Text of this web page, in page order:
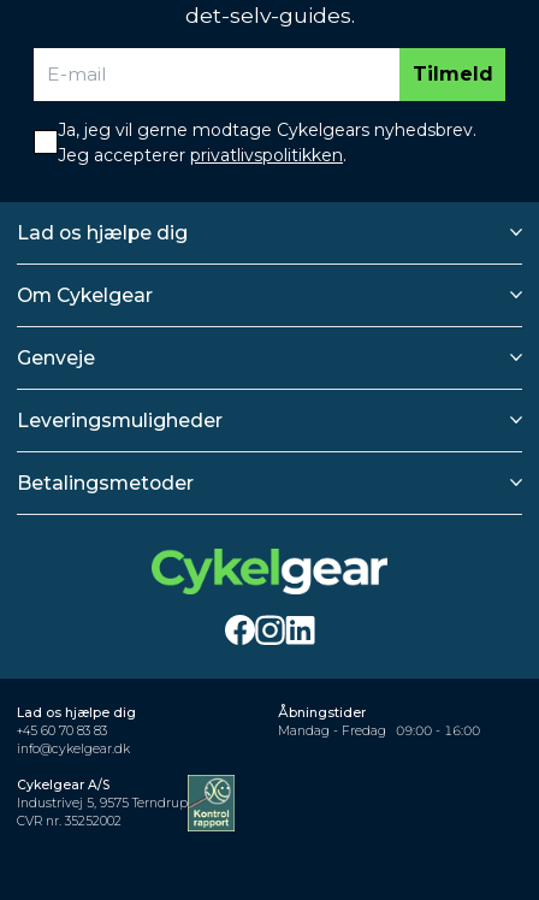
det-selv-guides.
Tilmeld
Ja, jeg vil gerne modtage Cykelgears nyhedsbrev.
Jeg accepterer privatlivspolitikken.
Lad os hjælpe dig
Om Cykelgear
Genveje
Leveringsmuligheder
Betalingsmetoder
Lad os hjælpe dig
+45 60 70 83 83
info@cykelgear.dk
Åbningstider
Mandag - Fredag
09:00 - 16:00
Cykelgear A/S
Industrivej 5, 9575 Terndrup
CVR nr. 35252002